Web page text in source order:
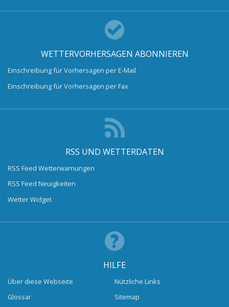
WETTERVORHERSAGEN ABONNIEREN
Einschreibung für Vorhersagen per E-Mail
Einschreibung für Vorhersagen per Fax
RSS UND WETTERDATEN
RSS Feed Wetterwarnungen
RSS Feed Neuigkeiten
Wetter Widget
HILFE
Über diese Webseite
Glossar
Nützliche Links
Sitemap